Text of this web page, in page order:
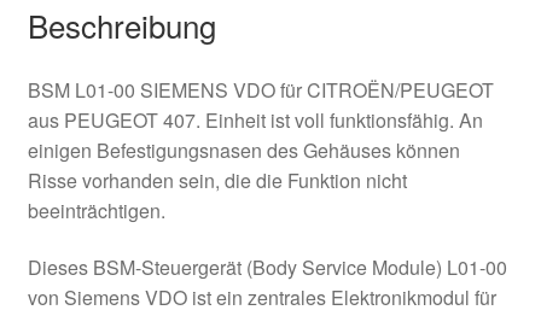
Beschreibung
BSM L01-00 SIEMENS VDO für CITROËN/PEUGEOT
aus PEUGEOT 407. Einheit ist voll funktionsfähig. An
einigen Befestigungsnasen des Gehäuses können
Risse vorhanden sein, die die Funktion nicht
beeinträchtigen.
Dieses BSM-Steuergerät (Body Service Module) L01-00
von Siemens VDO ist ein zentrales Elektronikmodul für